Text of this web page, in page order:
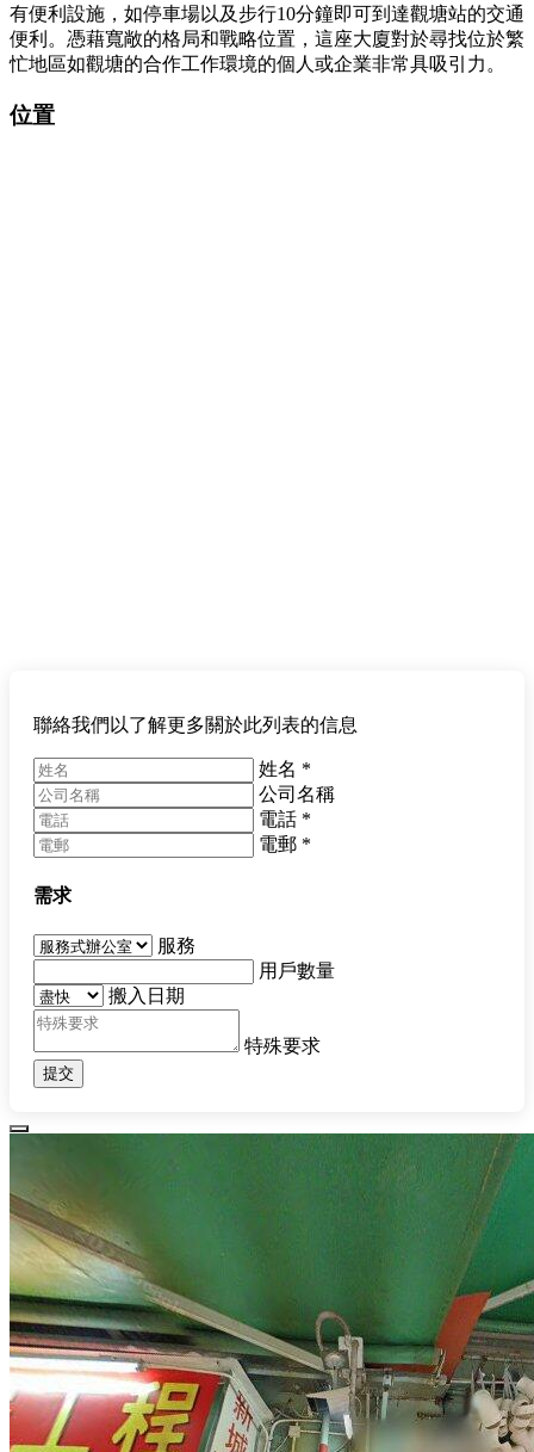
有便利設施，如停車場以及步行10分鐘即可到達觀塘站的交通
便利。憑藉寬敞的格局和戰略位置，這座大廈對於尋找位於繁
忙地區如觀塘的合作工作環境的個人或企業非常具吸引力。
位置
聯絡我們以了解更多關於此列表的信息
姓名 *
公司名稱
電話 *
電郵 *
需求
服務
用戶數量
搬入日期
特殊要求
提交